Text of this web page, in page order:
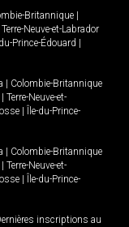
Britannique
Terre-Neuve-et-Labrador
du-Prince-Édouard
Colombie-Britannique
Terre-Neuve-et-
Île-du-Prince-
Colombie-Britannique
Terre-Neuve-et-
Île-du-Prince-
inscriptions au